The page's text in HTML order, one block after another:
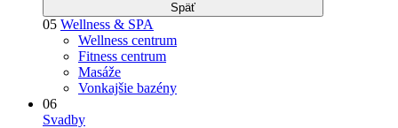
Späť
05 Wellness & SPA
Wellness centrum
Fitness centrum
Masáže
Vonkajšie bazény
06
Svadby